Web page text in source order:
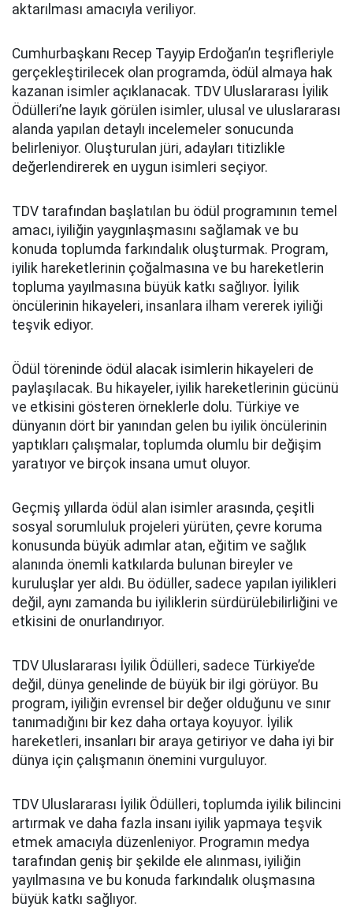
aktarılması amacıyla veriliyor.
Cumhurbaşkanı Recep Tayyip Erdoğan’ın teşrifleriyle
gerçekleştirilecek olan programda, ödül almaya hak
kazanan isimler açıklanacak. TDV Uluslararası İyilik
Ödülleri’ne layık görülen isimler, ulusal ve uluslararası
alanda yapılan detaylı incelemeler sonucunda
belirleniyor. Oluşturulan jüri, adayları titizlikle
değerlendirerek en uygun isimleri seçiyor.
TDV tarafından başlatılan bu ödül programının temel
amacı, iyiliğin yaygınlaşmasını sağlamak ve bu
konuda toplumda farkındalık oluşturmak. Program,
iyilik hareketlerinin çoğalmasına ve bu hareketlerin
topluma yayılmasına büyük katkı sağlıyor. İyilik
öncülerinin hikayeleri, insanlara ilham vererek iyiliği
teşvik ediyor.
Ödül töreninde ödül alacak isimlerin hikayeleri de
paylaşılacak. Bu hikayeler, iyilik hareketlerinin gücünü
ve etkisini gösteren örneklerle dolu. Türkiye ve
dünyanın dört bir yanından gelen bu iyilik öncülerinin
yaptıkları çalışmalar, toplumda olumlu bir değişim
yaratıyor ve birçok insana umut oluyor.
Geçmiş yıllarda ödül alan isimler arasında, çeşitli
sosyal sorumluluk projeleri yürüten, çevre koruma
konusunda büyük adımlar atan, eğitim ve sağlık
alanında önemli katkılarda bulunan bireyler ve
kuruluşlar yer aldı. Bu ödüller, sadece yapılan iyilikleri
değil, aynı zamanda bu iyiliklerin sürdürülebilirliğini ve
etkisini de onurlandırıyor.
TDV Uluslararası İyilik Ödülleri, sadece Türkiye’de
değil, dünya genelinde de büyük bir ilgi görüyor. Bu
program, iyiliğin evrensel bir değer olduğunu ve sınır
tanımadığını bir kez daha ortaya koyuyor. İyilik
hareketleri, insanları bir araya getiriyor ve daha iyi bir
dünya için çalışmanın önemini vurguluyor.
TDV Uluslararası İyilik Ödülleri, toplumda iyilik bilincini
artırmak ve daha fazla insanı iyilik yapmaya teşvik
etmek amacıyla düzenleniyor. Programın medya
tarafından geniş bir şekilde ele alınması, iyiliğin
yayılmasına ve bu konuda farkındalık oluşmasına
büyük katkı sağlıyor.